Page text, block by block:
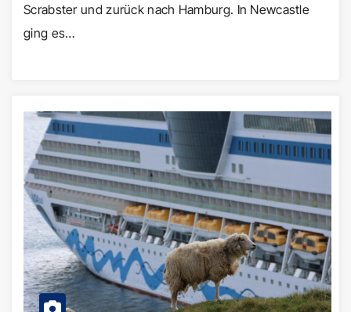
Scrabster und zurück nach Hamburg. In Newcastle
ging es…